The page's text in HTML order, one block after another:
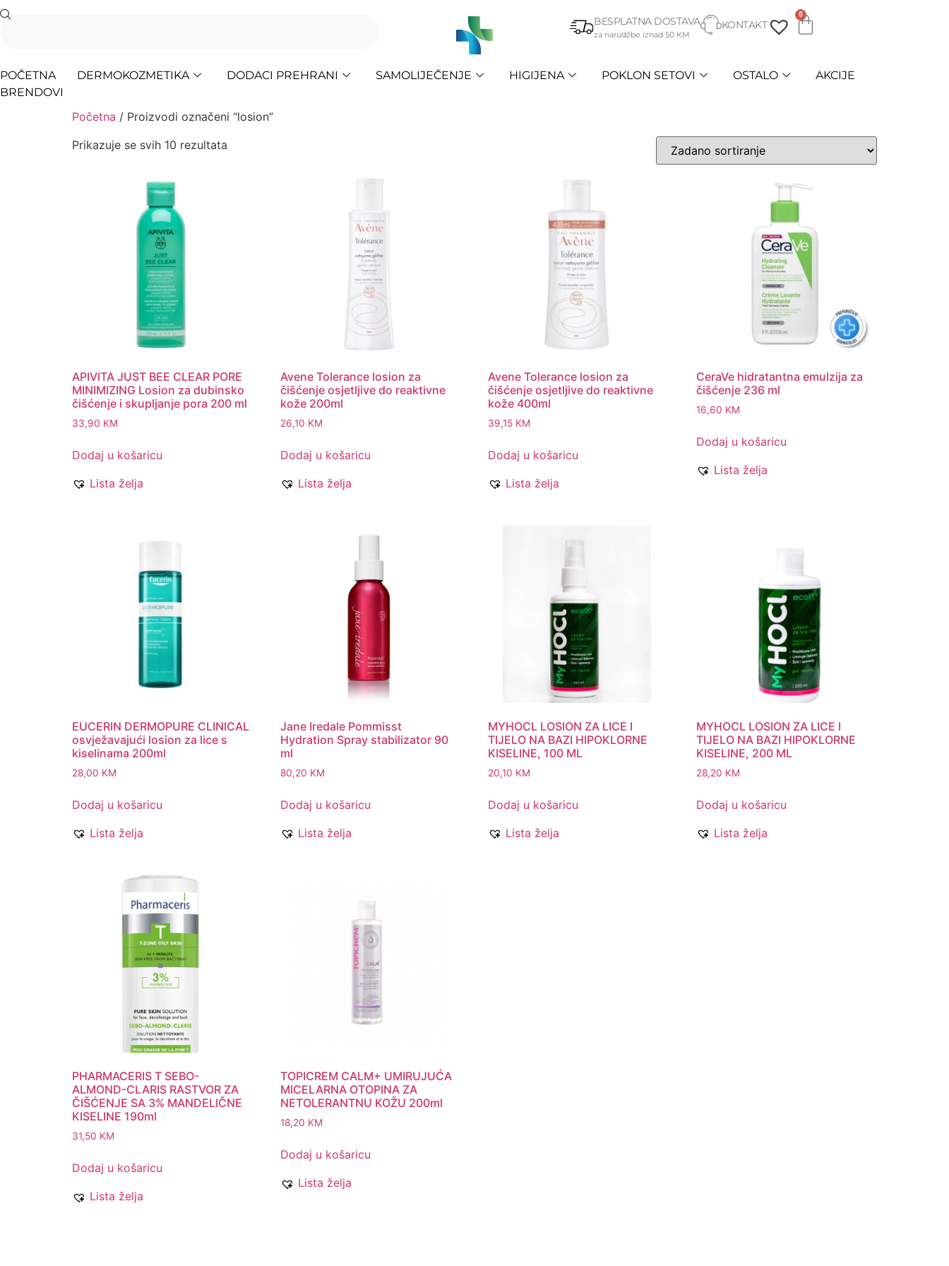
BESPLATNA DOSTAVA
za narudžbe iznad 50 KM
KONTAKT
0
POČETNA DERMOKOZMETIKA DODACI PREHRANI SAMOLIJEČENJE HIGIJENA POKLON SETOVI OSTALO
AKCIJE
BRENDOVI
Početna / Proizvodi označeni “losion”
Prikazuje se svih 10 rezultata
APIVITA JUST BEE CLEAR PORE
MINIMIZING Losion za dubinsko
čišćenje i skupljanje pora 200 ml
33,90 KM
Dodaj u košaricu
Lista želja
Avene Tolerance losion za
čišćenje osjetljive do reaktivne
kože 200ml
26,10 KM
Dodaj u košaricu
Lista želja
Avene Tolerance losion za
čišćenje osjetljive do reaktivne
kože 400ml
39,15 KM
Dodaj u košaricu
Lista želja
CeraVe hidratantna emulzija za
čišćenje 236 ml
16,60 KM
Dodaj u košaricu
Lista želja
EUCERIN DERMOPURE CLINICAL
osvježavajući losion za lice s
kiselinama 200ml
28,00 KM
Dodaj u košaricu
Lista želja
Jane Iredale Pommisst
Hydration Spray stabilizator 90
ml
80,20 KM
Dodaj u košaricu
Lista želja
MYHOCL LOSION ZA LICE I
TIJELO NA BAZI HIPOKLORNE
KISELINE, 100 ML
20,10 KM
Dodaj u košaricu
Lista želja
MYHOCL LOSION ZA LICE I
TIJELO NA BAZI HIPOKLORNE
KISELINE, 200 ML
28,20 KM
Dodaj u košaricu
Lista želja
PHARMACERIS T SEBO-
ALMOND-CLARIS RASTVOR ZA
ČIŠĆENJE SA 3% MANDELIČNE
KISELINE 190ml
31,50 KM
Dodaj u košaricu
Lista želja
TOPICREM CALM+ UMIRUJUĆA
MICELARNA OTOPINA ZA
NETOLERANTNU KOŽU 200ml
18,20 KM
Dodaj u košaricu
Lista želja